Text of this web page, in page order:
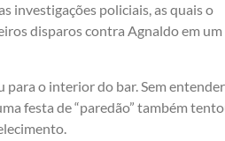
investigações policiais, as quais o
disparos contra Agnaldo em um
o interior do bar. Sem
festa de “paredão” também